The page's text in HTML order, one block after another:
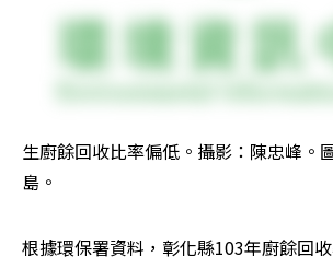
生廚餘回收比率偏低。攝影：陳忠峰。
島。
根據環保署資料，彰化縣103年廚餘回